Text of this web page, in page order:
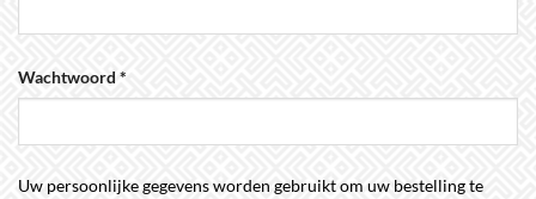
Wachtwoord *
Uw persoonlijke gegevens worden gebruikt om uw bestelling te